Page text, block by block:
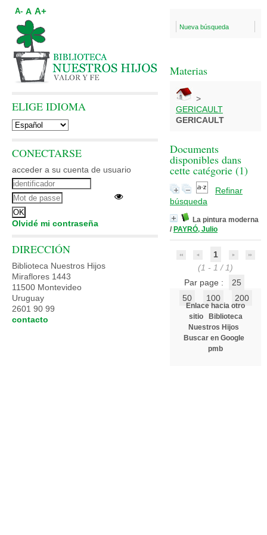
Nueva búsqueda
Materias
>
GERICAULT
GERICAULT
Documents
disponibles dans
cette catégorie (1)
Refinar
búsqueda
La pintura moderna
/ PAYRÓ, Julio
1
(1 - 1 / 1)
Par page :
25
50
100 200
Enlace hacia otro
sitio
Biblioteca
Nuestros Hijos
Buscar en Google
pmb
A- A A+
ELIGE IDIOMA
CONECTARSE
acceder a su cuenta de usuario
Olvidé mi contraseña
DIRECCIÓN
Biblioteca Nuestros Hijos
Miraflores 1443
11500 Montevideo
Uruguay
2601 90 99
contacto